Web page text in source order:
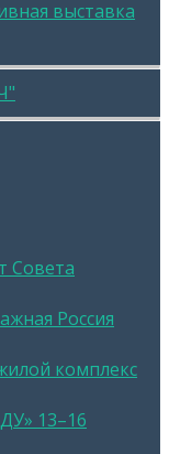
выставка
Совета
Россия
комплекс
13–16